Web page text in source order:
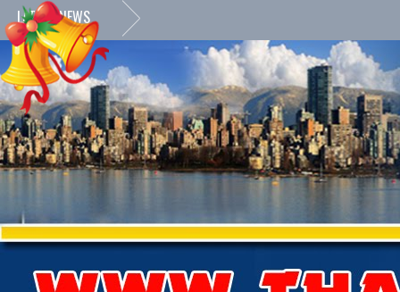
LATEST NEWS